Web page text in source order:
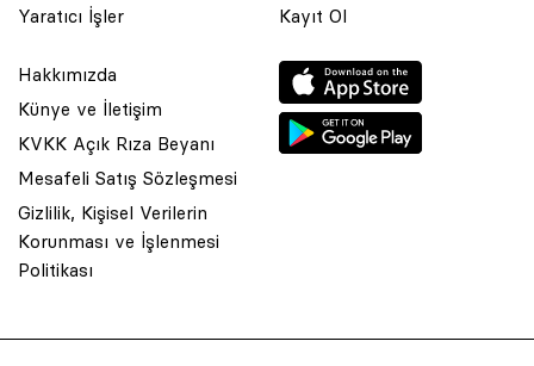
Yaratıcı İşler
Kayıt Ol
Hakkımızda
Künye ve İletişim
KVKK Açık Rıza Beyanı
Mesafeli Satış Sözleşmesi
Gizlilik, Kişisel Verilerin
Korunması ve İşlenmesi
Politikası
© 2001 Rota Yayın Yapım Tanıtım Tic. Ltd. Şti. Bu Sitede Bulunan
Asquared WordPress Agencytarafından tasarlanmış ve